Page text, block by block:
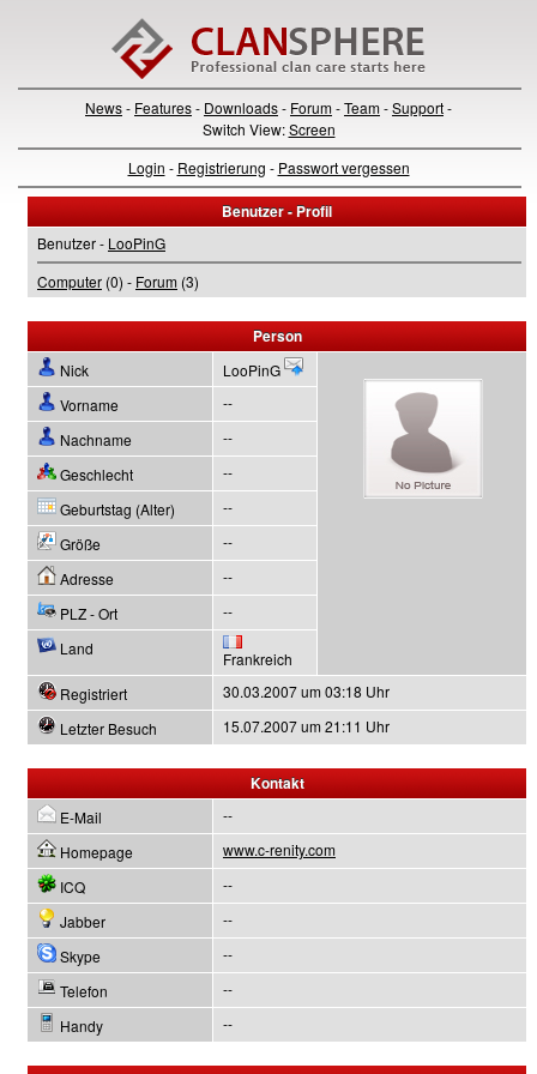
News- Features- Downloads- Forum-Team-Support-
Switch View:Screen
Login - Registrierung - Passwort vergessen
Benutzer - Profil
Benutzer - LooPinG
Computer (0) - Forum (3)
Person
Nick
LooPinG
Vorname
--
Nachname
--
Geschlecht
--
Geburtstag (Alter)
--
Größe
--
Adresse
--
PLZ - Ort
--
Land
Frankreich
Registriert
30.03.2007 um 03:18 Uhr
Letzter Besuch
15.07.2007 um 21:11 Uhr
Kontakt
E-Mail
--
Homepage
www.c-renity.com
ICQ
--
Jabber
--
Skype
--
Telefon
--
Handy
--